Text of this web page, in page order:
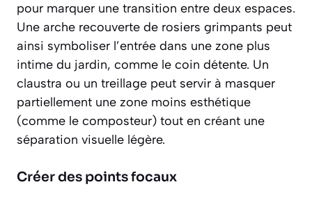
pour marquer une transition entre deux espaces.
Une arche recouverte de rosiers grimpants peut
ainsi symboliser l’entrée dans une zone plus
intime du jardin, comme le coin détente. Un
claustra ou un treillage peut servir à masquer
partiellement une zone moins esthétique
(comme le composteur) tout en créant une
séparation visuelle légère.
Créer des points focaux